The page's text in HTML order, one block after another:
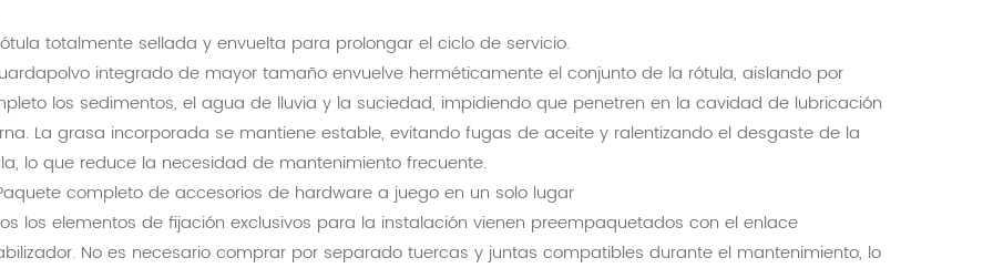
totalmente sellada y envuelta para prolongar el ciclo de servicio.
integrado de mayor tamaño envuelve herméticamente el conjunto de la rótula, aislando por
los sedimentos, el agua de lluvia y la suciedad, impidiendo que penetren en la cavidad de lubricación
La grasa incorporada se mantiene estable, evitando fugas de aceite y ralentizando el desgaste de la
lo que reduce la necesidad de mantenimiento frecuente.
completo de accesorios de hardware a juego en un solo lugar
los elementos de fijación exclusivos para la instalación vienen preempaquetados con el enlace
No es necesario comprar por separado tuercas y juntas compatibles durante el mantenimiento, lo